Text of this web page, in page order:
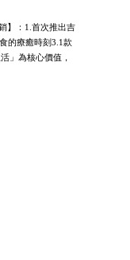
】：1.首次推出吉
的療癒時刻3.1款
」為核心價值，